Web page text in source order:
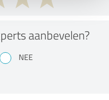
aanbevelen?
NEE